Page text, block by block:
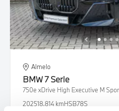
Almelo
BMW7 Serie
750e xDrive High Executive M
202518.814 kmHSB78S